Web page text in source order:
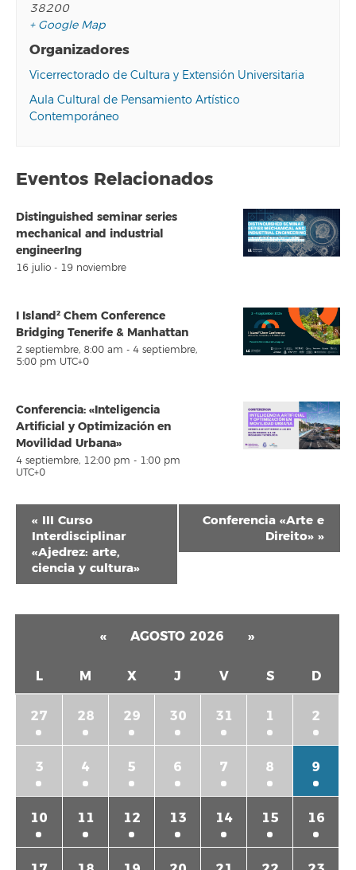
38200
+ Google Map
Organizadores
Vicerrectorado de Cultura y Extensión Universitaria
Aula Cultural de Pensamiento Artístico
Contemporáneo
Eventos Relacionados
Distinguished seminar series
mechanical and industrial
engineerIng
16 julio - 19 noviembre
I Island² Chem Conference
Bridging Tenerife & Manhattan
2 septiembre, 8:00 am - 4 septiembre,
5:00 pm UTC+0
Conferencia: «Inteligencia
Artificial y Optimización en
Movilidad Urbana»
4 septiembre, 12:00 pm - 1:00 pm
UTC+0
Navegación
del
Evento
« III Curso
Interdisciplinar
«Ajedrez: arte,
ciencia y cultura»
Conferencia «Arte e
Direito» »
« AGOSTO 2026 »
L M X J V S D
27 28 29 30 31 1 2
3 4 5 6 7 8 9
10 11 12 13 14 15 16